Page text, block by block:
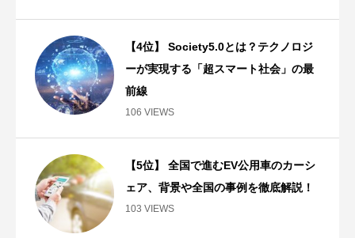
【4位】 Society5.0とは？テクノロジ
ーが実現する「超スマート社会」の最
前線
106 VIEWS
【5位】 全国で進むEV公用車のカーシ
ェア、背景や全国の事例を徹底解説！
103 VIEWS